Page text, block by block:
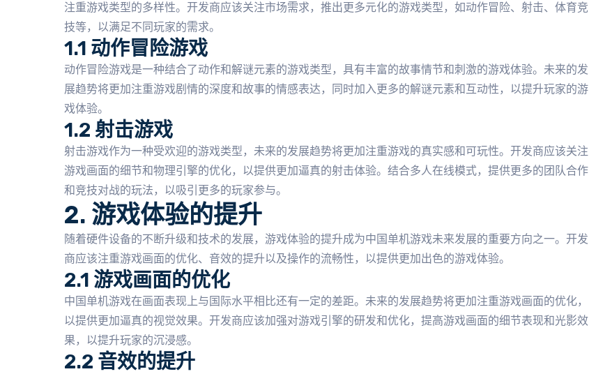
注重游戏类型的多样性。开发商应该关注市场需求，推出更多元化的游戏类型，如动作冒险、射击、体育竞
技等，以满足不同玩家的需求。
1.1 动作冒险游戏
动作冒险游戏是一种结合了动作和解谜元素的游戏类型，具有丰富的故事情节和刺激的游戏体验。未来的发
展趋势将更加注重游戏剧情的深度和故事的情感表达，同时加入更多的解谜元素和互动性，以提升玩家的游
戏体验。
1.2 射击游戏
射击游戏作为一种受欢迎的游戏类型，未来的发展趋势将更加注重游戏的真实感和可玩性。开发商应该关注
游戏画面的细节和物理引擎的优化，以提供更加逼真的射击体验。结合多人在线模式，提供更多的团队合作
和竞技对战的玩法，以吸引更多的玩家参与。
2. 游戏体验的提升
随着硬件设备的不断升级和技术的发展，游戏体验的提升成为中国单机游戏未来发展的重要方向之一。开发
商应该注重游戏画面的优化、音效的提升以及操作的流畅性，以提供更加出色的游戏体验。
2.1 游戏画面的优化
中国单机游戏在画面表现上与国际水平相比还有一定的差距。未来的发展趋势将更加注重游戏画面的优化，
以提供更加逼真的视觉效果。开发商应该加强对游戏引擎的研发和优化，提高游戏画面的细节表现和光影效
果，以提升玩家的沉浸感。
2.2 音效的提升